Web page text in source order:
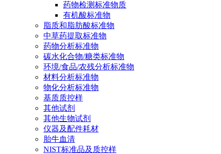
药物检测标准物质
有机酸标准物
脂质和脂肪酸标准物
中草药提取标准物
药物分析标准物
碳水化合物/糖类标准物
环境/食品/农残分析标准物
材料分析标准物
物化分析标准物
基质质控样
其他试剂
其他生物试剂
仪器及配件耗材
胎牛血清
NIST标准品及质控样